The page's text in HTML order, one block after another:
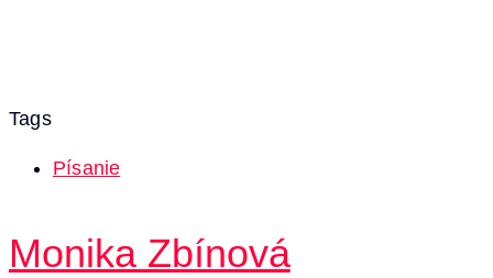
Tags
Písanie
Monika Zbínová